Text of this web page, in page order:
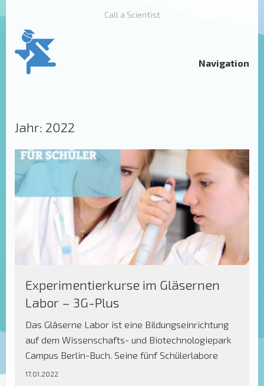
Call a Scientist
Navigation
Jahr: 2022
Experimentierkurse im Gläsernen
Labor – 3G-Plus
Das Gläserne Labor ist eine Bildungseinrichtung
auf dem Wissenschafts- und Biotechnologiepark
Campus Berlin-Buch. Seine fünf Schülerlabore
bieten als außerschulische Lernorte über 20
17.01.2022